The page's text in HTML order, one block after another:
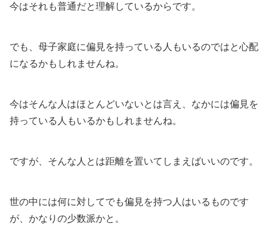
今はそれも普通だと理解しているからです。
でも、母子家庭に偏見を持っている人もいるのではと心配
になるかもしれませんね。
今はそんな人はほとんどいないとは言え、なかには偏見を
持っている人もいるかもしれませんね。
ですが、そんな人とは距離を置いてしまえばいいのです。
世の中には何に対してでも偏見を持つ人はいるものです
が、かなりの少数派かと。